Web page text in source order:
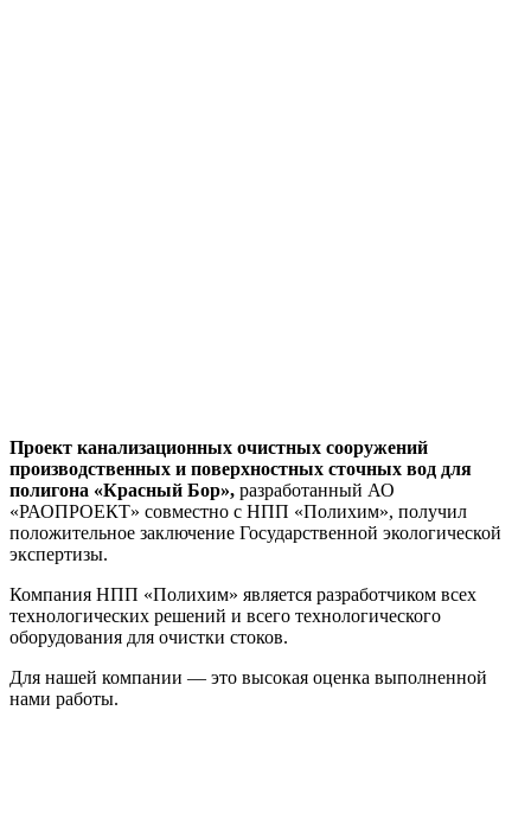
Проект канализационных очистных сооружений
производственных и поверхностных сточных вод для
полигона «Красный Бор», разработанный АО
«РАОПРОЕКТ» совместно с НПП «Полихим», получил
положительное заключение Государственной экологической
экспертизы.
Компания НПП «Полихим» является разработчиком всех
технологических решений и всего технологического
оборудования для очистки стоков.
Для нашей компании — это высокая оценка выполненной
нами работы.